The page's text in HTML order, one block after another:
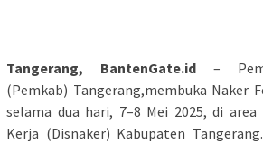
Tangerang, BantenGate.id –
(Pemkab) Tangerang,membuka Naker
selama dua hari, 7–8 Mei 2025, di
Kerja (Disnaker) Kabupaten